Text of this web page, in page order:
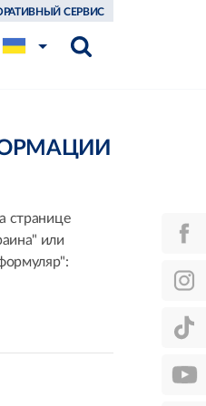
СЕРВИС
странице
или